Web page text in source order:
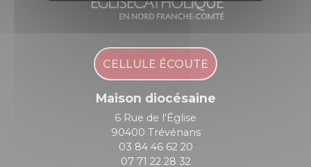
CELLULE ÉCOUTE
Maison diocésaine
6 Rue de l'Église
90400 Trévénans
03 84 46 62 20
07 71 22 28 32